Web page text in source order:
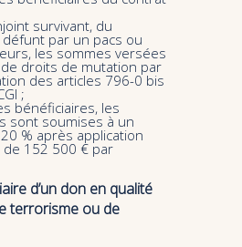
survivant, du
par un pacs ou
les sommes versées
droits de mutation par
des articles 796-0 bis
;
bénéficiaires, les
sont soumises à un
% après application
de 152 500 € par
d’un don en qualité
terrorisme ou de